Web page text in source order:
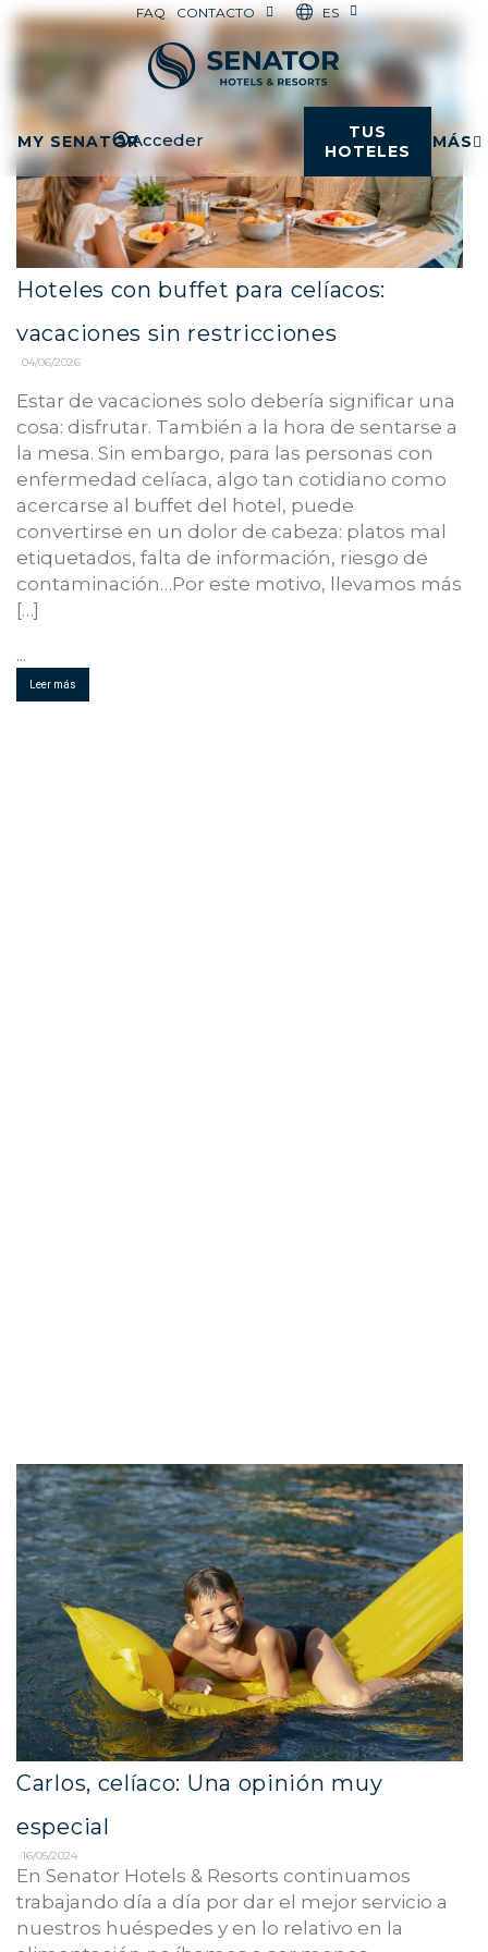
FAQ CONTACTO ES
MY SENATORAcceder
TUS
HOTELES
MÁS
Hoteles con buffet para celíacos:
vacaciones sin restricciones
04/06/2026
Estar de vacaciones solo debería significar una
cosa: disfrutar. También a la hora de sentarse a
la mesa. Sin embargo, para las personas con
enfermedad celíaca, algo tan cotidiano como
acercarse al buffet del hotel, puede
convertirse en un dolor de cabeza: platos mal
etiquetados, falta de información, riesgo de
contaminación…Por este motivo, llevamos más
[…]
...
Leer más
Carlos, celíaco: Una opinión muy
especial
16/05/2024
En Senator Hotels & Resorts continuamos
trabajando día a día por dar el mejor servicio a
nuestros huéspedes y en lo relativo en la